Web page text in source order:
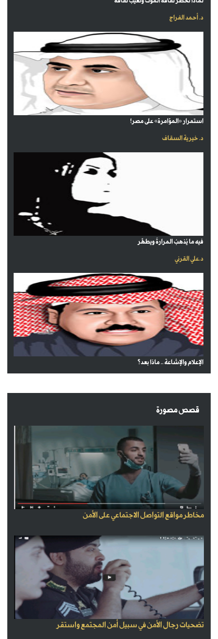
د. أحمد الفراج
استمرار «المؤامرة» على مصر!
د. خيرية السقاف
فيه ما يُذهبُ المرارةَ ويطهِّر
د.علي القرني
الإعلام والإشاعة .. ماذا بعد؟
قصص مصورة
مخاطر مواقع التواصل الاجتماعي على الأمن
تضحيات رجال الأمن في سبيل أمن المجتمع واستقر